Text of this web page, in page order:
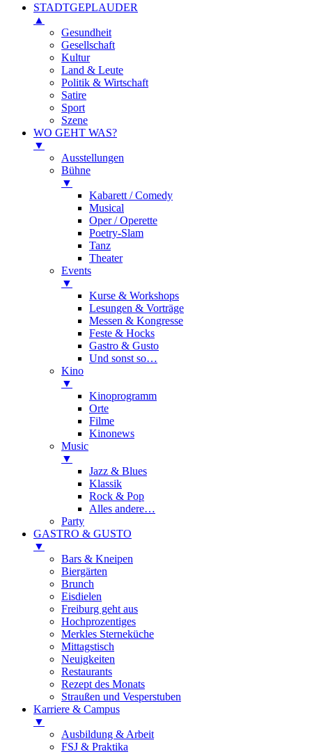
STADTGEPLAUDER
▲
Gesundheit
Gesellschaft
Kultur
Land & Leute
Politik & Wirtschaft
Satire
Sport
Szene
WO GEHT WAS?
▼
Ausstellungen
Bühne
▼
Kabarett / Comedy
Musical
Oper / Operette
Poetry-Slam
Tanz
Theater
Events
▼
Kurse & Workshops
Lesungen & Vorträge
Messen & Kongresse
Feste & Hocks
Gastro & Gusto
Und sonst so…
Kino
▼
Kinoprogramm
Orte
Filme
Kinonews
Music
▼
Jazz & Blues
Klassik
Rock & Pop
Alles andere…
Party
GASTRO & GUSTO
▼
Bars & Kneipen
Biergärten
Brunch
Eisdielen
Freiburg geht aus
Hochprozentiges
Merkles Sterneküche
Mittagstisch
Neuigkeiten
Restaurants
Rezept des Monats
Straußen und Vesperstuben
Karriere & Campus
▼
Ausbildung & Arbeit
FSJ & Praktika